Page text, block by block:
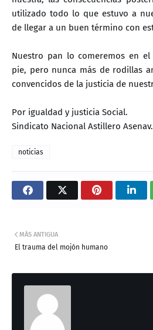
utilizado todo lo que estuvo a
de llegar a un buen término con
Nuestro pan lo comeremos en
pie, pero nunca más de rodillas
convencidos de la justicia de
Por igualdad y justicia Social.
Sindicato Nacional Astillero Asenav.
noticias
MÁS ANTIGUA
El trauma del mojón humano